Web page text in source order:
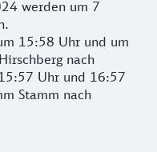
werden um 7
15:58 Uhr und um
nach
Uhr und 16:57
Stamm nach